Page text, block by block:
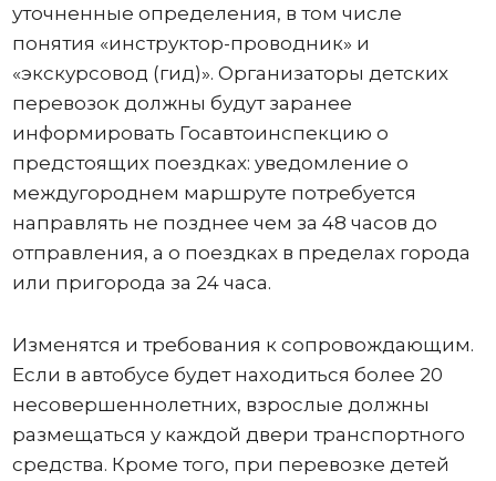
уточненные определения, в том числе
понятия «инструктор-проводник» и
«экскурсовод (гид)». Организаторы детских
перевозок должны будут заранее
информировать Госавтоинспекцию о
предстоящих поездках: уведомление о
междугороднем маршруте потребуется
направлять не позднее чем за 48 часов до
отправления, а о поездках в пределах города
или пригорода за 24 часа.
Изменятся и требования к сопровождающим.
Если в автобусе будет находиться более 20
несовершеннолетних, взрослые должны
размещаться у каждой двери транспортного
средства. Кроме того, при перевозке детей